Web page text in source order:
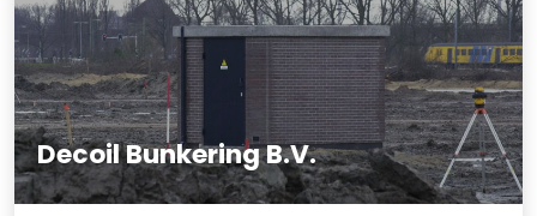
Decoil Bunkering B.V.